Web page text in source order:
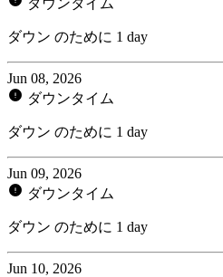
ダウン のために 1 day
Jun 08, 2026
ダウンタイム
ダウン のために 1 day
Jun 09, 2026
ダウンタイム
ダウン のために 1 day
Jun 10, 2026